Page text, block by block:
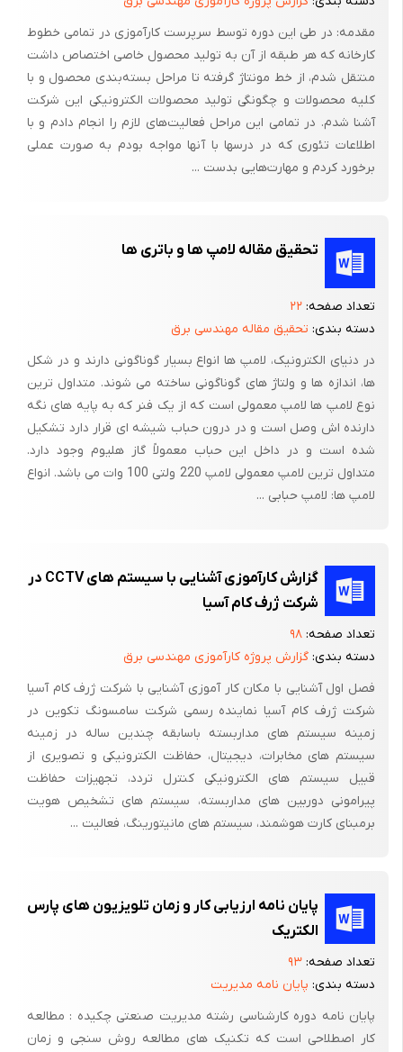
الکترونی تفنگ لامپ بطور سطر به سطر به اطلاعات الکتریکی ترجمه
می شود .
لامپ تصویر گیرنده مانیتور از دسته لامپ های اشعه کاتدی است .
همان گونه که در شکل (1-1) ملاحظه می گردد ، لامپ تصویر از یک
تفنگ الکترونی در قسمت گردنه و یک صفحه که سطح داخلی آن از
مواد لومینسنت (مثل فسفر ) پوشیده شده تشکیل می شود . لامپ
تصویر نیز مانند یک لامپ خلاء چند شبکه ای دارای اجزای مانند فیلمان
از الکترون به سوی صفحه لومینسنت پرتاپ می کند . این دسته اشعه
مانند یک ستون باردار تحت تاثیر میدان مغناطیسی سیم پیچهای دور
گردنه روی صفحه لومینسنت مرور داده می شود تا در اثر برخورد اشعه
مقدمه: در طی این دوره توسط سرپرست کارآموزی در تمامی خطوط
کارخانه که هر طبقه از آن به تولید محصول خاصی اختصاص داشت
منتقل شدم، از خط مونتاژ گرفته تا مراحل بسته‌بندی محصول و با
کلیه محصولات و چگونگی تولید محصولات الکترونیکی این شرکت
آشنا شدم. در تمامی این مراحل فعالیت‌های لازم را انجام دادم و با
اطلاعات تئوری که در درسها با آنها مواجه بودم به صورت عملی
برخورد کردم و مهارت‌هایی بدست ...
تحقیق مقاله لامپ ها و باتری ها
تعداد صفحه: ۲۲
دسته بندی: تحقیق مقاله مهندسی برق
در دنیای الکترونیک، لامپ ها انواع بسیار گوناگونی دارند و در شکل
ها، اندازه ها و ولتاژ های گوناگونی ساخته می شوند. متداول ترین
نوع لامپ ها لامپ معمولی است که از یک فنر که به پایه های نگه
دارنده اش وصل است و در درون حباب شیشه ای قرار دارد تشکیل
شده است و در داخل این حباب معمولاً گاز هلیوم وجود دارد.
متداول ترین لامپ معمولی لامپ 220 ولتی 100 وات می باشد. انواع
لامپ ها: لامپ حبابی ...
گزارش کارآموزی آشنایی با سیستم های CCTV در
شرکت ژرف کام آسیا
تعداد صفحه: ۹۸
دسته بندی: گزارش پروژه کارآموزی مهندسی برق
فصل اول آشنایی با مکان کار آموزی آشنایی با شرکت ژرف کام آسیا
شرکت ژرف کام آسیا نماینده رسمی شرکت سامسونگ تکوین در
زمینه سیستم های مداربسته باسابقه چندین ساله در زمینه
سیستم های مخابرات، دیجیتال، حفاظت الکترونیکی و تصویری از
قبیل سیستم های الکترونیکی کنترل تردد، تجهیزات حفاظت
پیرامونی دوربین های مداربسته، سیستم های تشخیص هویت
برمبنای کارت هوشمند، سیستم های مانیتورینگ، فعالیت ...
پایان نامه ارزیابی کار و زمان تلویزیون های پارس
الکتریک
تعداد صفحه: ۹۳
دسته بندی: پایان نامه مدیریت
پایان نامه دوره کارشناسی رشته مدیریت صنعتی چکیده : مطالعه
کار اصطلاحی است که تکنیک های مطالعه روش سنجی و زمان